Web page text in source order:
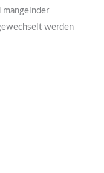
werden